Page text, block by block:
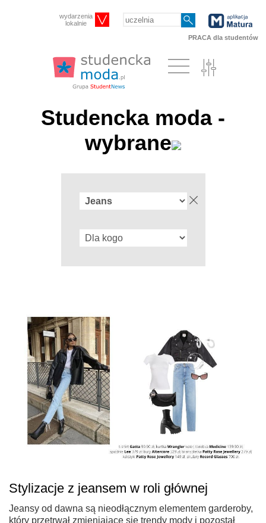
wydarzenia
lokalnie
PRACA dla studentów
Studencka moda -
wybrane
Stylizacje z jeansem w roli głównej
Jeansy od dawna są nieodłącznym elementem garderoby,
który przetrwał zmieniające się trendy mody i pozostał